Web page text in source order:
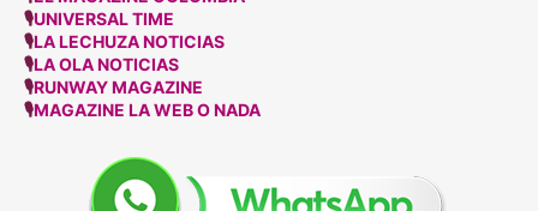
🎙UNIVERSAL TIME
🎙LA LECHUZA NOTICIAS
🎙LA OLA NOTICIAS
🎙RUNWAY MAGAZINE
🎙MAGAZINE LA WEB O NADA